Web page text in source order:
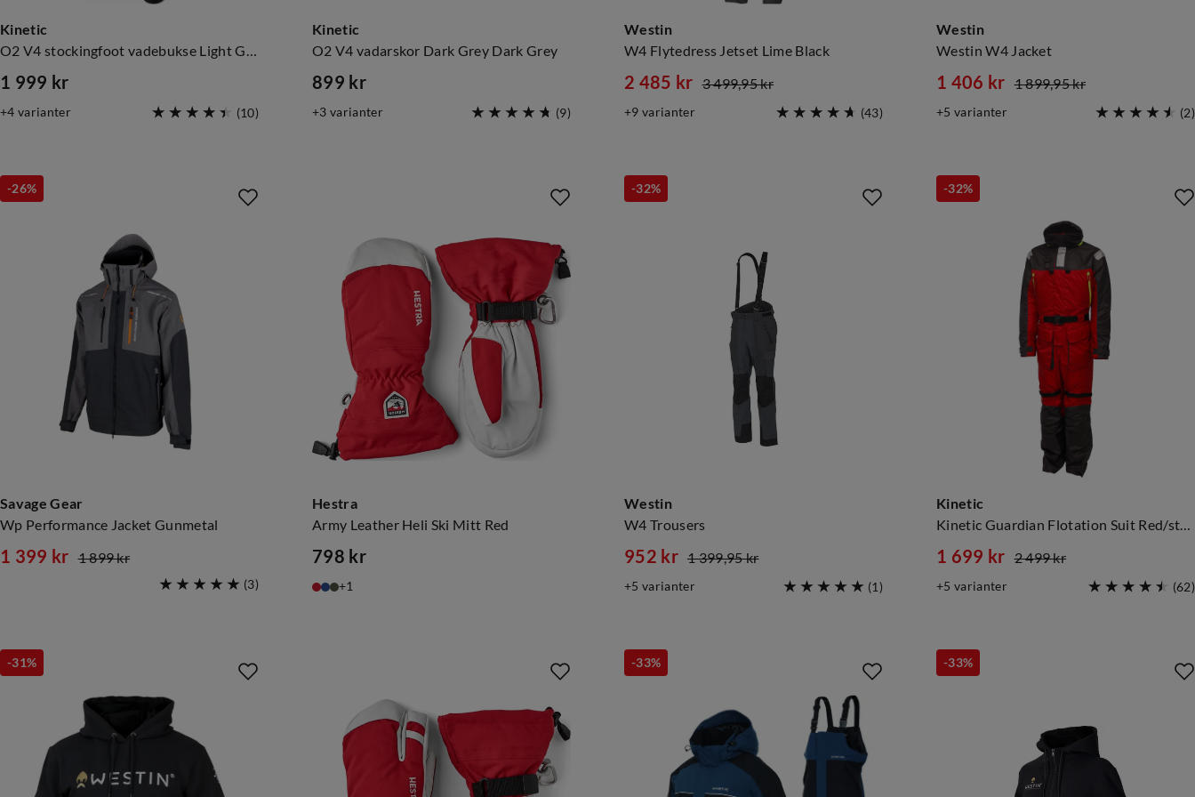
Kinetic
O2 V4 stockingfoot vadebukse Light Grey/Grey
1 999 kr
4 varianter (10)
Kinetic
O2 V4 vadarskor Dark Grey Dark Grey
899 kr
3 varianter (9)
Westin
W4 Flytedress Jetset Lime Black
price
2 485 kr
price
3 499,95 kr
9 varianter (43)
Westin
Westin W4 Jacket
price
1 406 kr
price
1 899,95 kr
5 varianter (2)
Savage Gear
Wp Performance Jacket Gunmetal
-26%
1 399 kr 1 899 kr
(3)
Hestra
Army Leather Heli Ski Mitt Red
798 kr
1
Westin
W4 Trousers
-32%
price
952 kr
price
1 399,95 kr
5 varianter (1)
Kinetic
Kinetic Guardian Flotation Suit Red/stormy
-32%
price
1 699 kr
price
2 499 kr
5 varianter (62)
-31% -33% -33%